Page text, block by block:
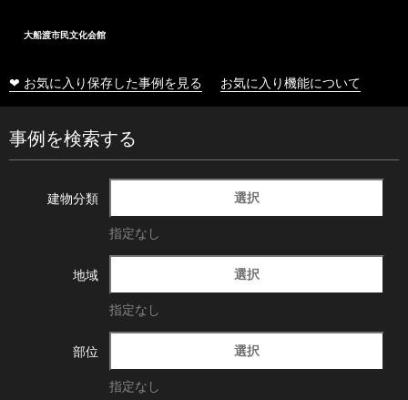
大船渡市民文化会館
❤ お気に入り保存した事例を見る お気に入り機能について
事例を検索する
建物分類 選択
指定なし
地域 選択
指定なし
部位 選択
指定なし